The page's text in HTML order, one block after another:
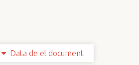
Data de el document